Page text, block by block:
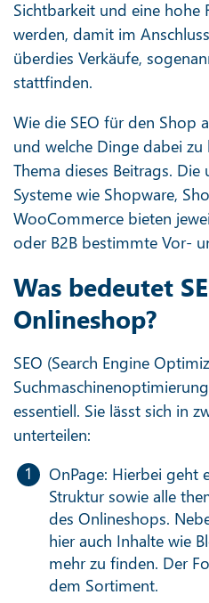
Sichtbarkeit und eine hohe
werden, damit im
überdies Verkäufe,
stattfinden.
Wie die SEO für den Shop
und welche Dinge dabei
Thema dieses Beitrags.
Systeme wie Shopware,
WooCommerce bieten
oder B2B bestimmte Vor-
Was bedeutet
Onlineshop?
SEO (Search Engine
essentiell. Sie lässt sich in
unterteilen:
OnPage: Hierbei geht
Struktur sowie alle
des Onlineshops.
hier auch Inhalte wie
mehr zu finden. Der
dem Sortiment.